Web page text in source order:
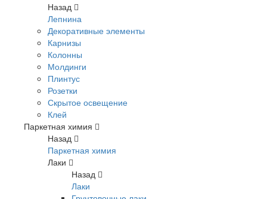
Назад
Лепнина
Декоративные элементы
Карнизы
Колонны
Молдинги
Плинтус
Розетки
Скрытое освещение
Клей
Паркетная химия
Назад
Паркетная химия
Лаки
Назад
Лаки